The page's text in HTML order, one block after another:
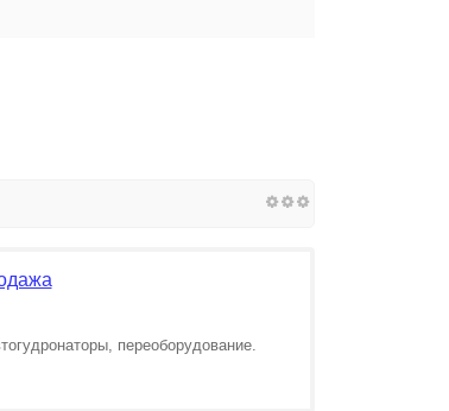
переоборудование.